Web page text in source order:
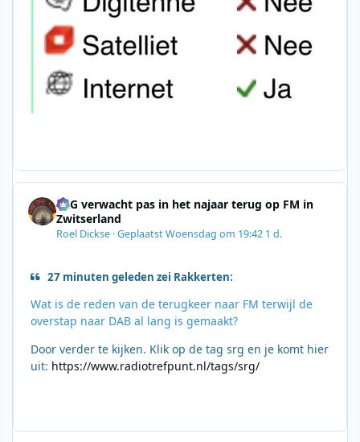
SRG verwacht pas in het najaar terug op FM in
Zwitserland
Roel Dickse ·GeplaatstWoensdag om 19:42 1 d.
27 minuten geleden zei Rakkerten:
Wat is de reden van de terugkeer naar FM terwijl de
overstap naar DAB al lang is gemaakt?
Door verder te kijken. Klik op de tag srg en je komt hier
uit: https://www.radiotrefpunt.nl/tags/srg/